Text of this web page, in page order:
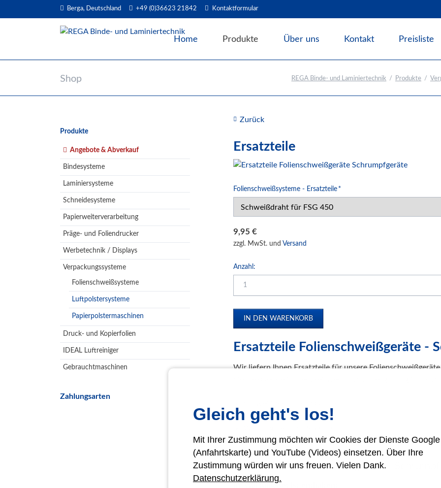
Berga, Deutschland +49 (0)36623 21842 Kontaktformular
Home Produkte
Präge- und Foliendrucker
Werbetechnik / Displays
Folienschweißsysteme
Luftpolstersysteme
Druck- und Kopierfolien
Gebrauchtmaschinen
Über uns Kontakt Preisliste
Shop REGA Binde- und Laminiertechnik Produkte
Zurück
Ersatzteile
Pflichtfeld
Folienschweißsysteme - Ersatzteile *
9,95 €
zzgl. MwSt. und Versand
Anzahl:
Ersatzteile Folienschweißgeräte -
Wir liefern Ihnen Ersatzteile für unsere
Schweißdraht für FSG 600
Wartungsset für FSG 600
Ersatzteile Folienschweißgeräte -
Im Wartungsset ist enthalten:
Navigation
Produkte
Angebote & Abverkauf
Bindesysteme
Laminiersysteme
Schneidesysteme
Papierweiterverarbeitung
Präge- und Foliendrucker
Werbetechnik / Displays
Verpackungssysteme
Folienschweißsysteme
Luftpolstersysteme
Papierpolstermaschinen
Druck- und Kopierfolien
IDEAL Luftreiniger
Gebrauchtmaschinen
Zahlungsarten
Gleich geht's los!
Mit Ihrer Zustimmung möchten wir Cookies der Dienste
(Anfahrtskarte) und YouTube (Videos) einsetzen. Über Ihre
Zustimmung würden wir uns freuen. Vielen Dank.
Datenschutzerklärung.